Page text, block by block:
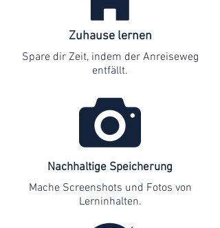
Zuhause lernen
Spare dir Zeit, indem der Anreiseweg
entfällt.
Nachhaltige Speicherung
Mache Screenshots und Fotos von
Lerninhalten.